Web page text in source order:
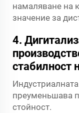
намаляване на
значение за
4.
стабилност
преуменьшава
стойност.